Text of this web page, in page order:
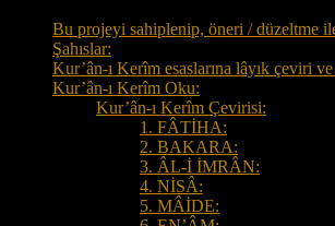
Bu projeyi sahiplenip, öneri / düzeltme
Şahıslar:
Kur’ân-ı Kerîm esaslarına lâyık çeviri
Kur’ân-ı Kerîm Oku:
Kur’ân-ı Kerîm Çevirisi:
1. FÂTİHA:
2. BAKARA:
3. ÂL-İ İMRÂN:
4. NİSÂ:
5. MÂİDE: